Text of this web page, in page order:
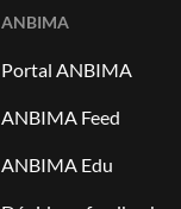
ANBIMA
Portal ANBIMA
ANBIMA Feed
ANBIMA Edu